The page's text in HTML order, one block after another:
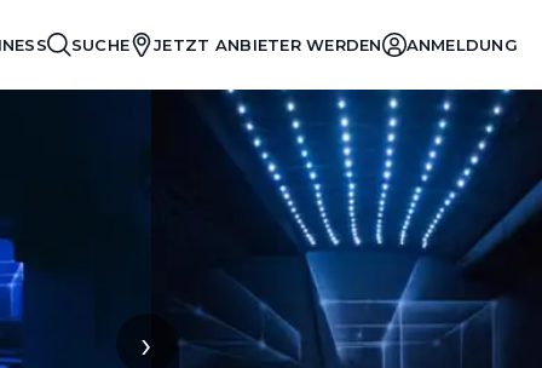
SUCHE JETZT ANBIETER WERDEN ANMELDUNG
›